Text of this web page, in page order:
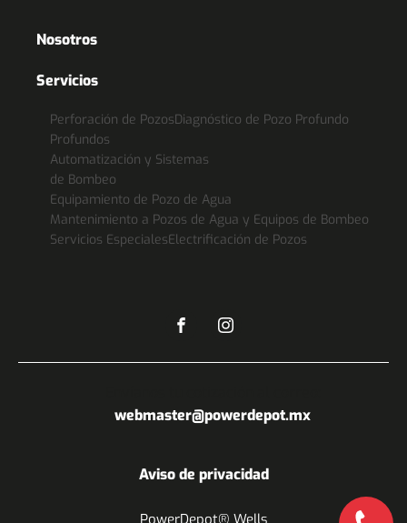
Nosotros
Servicios
Perforación de Pozos
Profundos
Diagnóstico de Pozo Profundo
Automatización y Sistemas
de Bombeo
Equipamiento de Pozo de Agua
Mantenimiento a Pozos de Agua y Equipos de Bombeo
Servicios EspecialesElectrificación de Pozos
webmaster@powerdepot.mx
Aviso de privacidad
PowerDepot® Wells